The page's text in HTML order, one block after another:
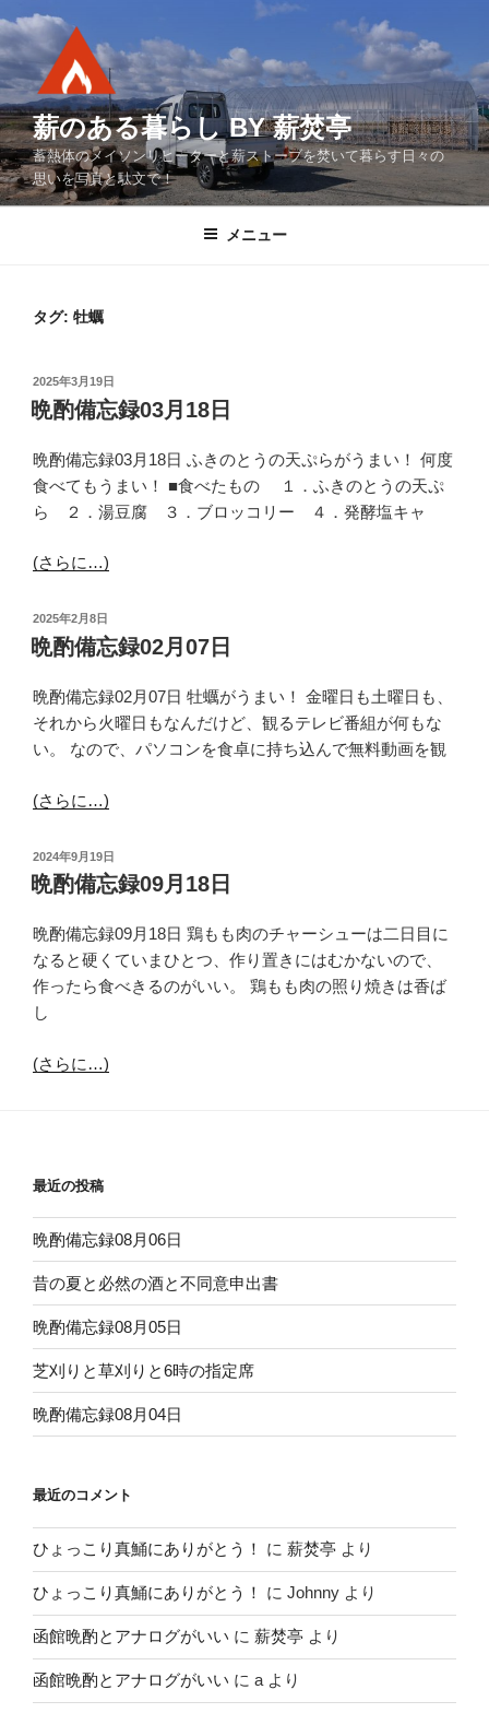
ン
テ
ン
ツ
へ
ス
キ
薪のある暮らし BY 薪焚亭
蓄熱体のメイソンリヒーターと薪ストーブを焚いて暮らす日々の
思いを写真と駄文で！
メニュー
タグ: 牡蠣
投
稿
日:
2025年3月19日
晩酌備忘録03月18日
晩酌備忘録03月18日 ふきのとうの天ぷらがうまい！ 何度
食べてもうまい！ ■食べたもの １．ふきのとうの天ぷ
ら ２．湯豆腐 ３．ブロッコリー ４．発酵塩キャ
(さらに…)
投
稿
日:
2025年2月8日
晩酌備忘録02月07日
晩酌備忘録02月07日 牡蠣がうまい！ 金曜日も土曜日も、
それから火曜日もなんだけど、観るテレビ番組が何もな
い。 なので、パソコンを食卓に持ち込んで無料動画を観
(さらに…)
投
稿
日:
2024年9月19日
晩酌備忘録09月18日
晩酌備忘録09月18日 鶏もも肉のチャーシューは二日目に
なると硬くていまひとつ、作り置きにはむかないので、
作ったら食べきるのがいい。 鶏もも肉の照り焼きは香ば
し
(さらに…)
最近の投稿
晩酌備忘録08月06日
昔の夏と必然の酒と不同意申出書
晩酌備忘録08月05日
芝刈りと草刈りと6時の指定席
晩酌備忘録08月04日
最近のコメント
ひょっこり真鯒にありがとう！ に 薪焚亭 より
ひょっこり真鯒にありがとう！ に Johnny より
函館晩酌とアナログがいい に 薪焚亭 より
函館晩酌とアナログがいい に a より